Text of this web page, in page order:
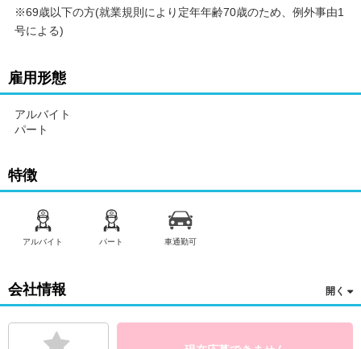
※69歳以下の方(就業規則により定年年齢70歳のため、例外事由1
号による)
雇用形態
アルバイト
パート
特徴
アルバイト パート 車通勤可
会社情報